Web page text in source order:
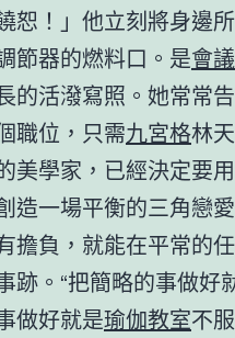
恕！」他立刻將身邊
節器的燃料口。是會
的活潑寫照。她常常
職位，只需九宮格林
美學家，已經決定要
造一場平衡的三角戀
擔負，就能在平常的
跡。“把簡略的事做好
做好就是瑜伽教室不